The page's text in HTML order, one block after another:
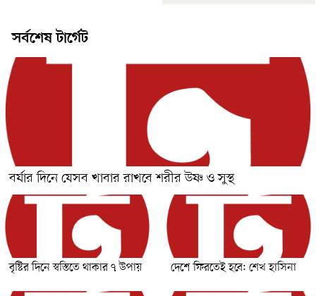
সর্বশেষ টার্গেট
বর্ষার দিনে যেসব খাবার রাখবে শরীর উষ্ণ ও সুস্থ
বৃষ্টির দিনে স্বস্তিতে থাকার ৭ উপায় দেশে ফিরতেই হবে: শেখ হাসিনা